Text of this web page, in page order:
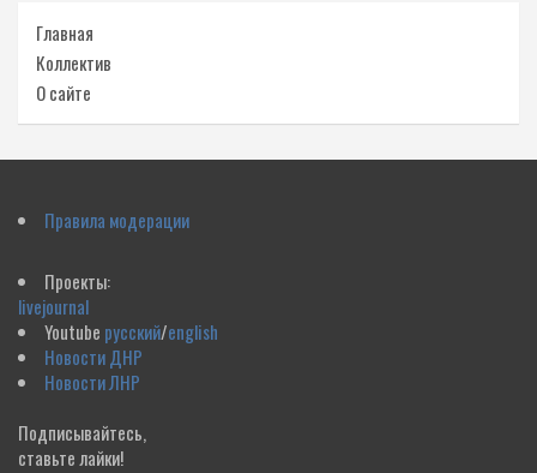
Главная
Коллектив
О сайте
Правила модерации
Проекты:
livejournal
Youtube русский/english
Новости ДНР
Новости ЛНР
Подписывайтесь,
ставьте лайки!